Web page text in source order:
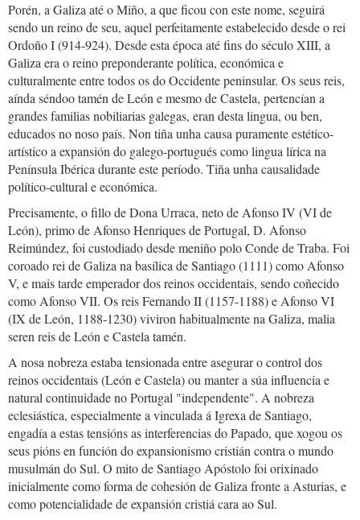
Porén, a Galiza até o Miño, a que ficou con este nome, seguirá
sendo un reino de seu, aquel perfeitamente estabelecido desde o rei
Ordoño I (914-924). Desde esta época até fins do século XIII, a
Galiza era o reino preponderante política, económica e
culturalmente entre todos os do Occidente peninsular. Os seus reis,
aínda séndoo tamén de León e mesmo de Castela, pertencían a
grandes familias nobiliarias galegas, eran desta lingua, ou ben,
educados no noso país. Non tiña unha causa puramente estético-
artístico a expansión do galego-portugués como lingua lírica na
Península Ibérica durante este período. Tiña unha causalidade
político-cultural e económica.
Precisamente, o fillo de Dona Urraca, neto de Afonso IV (VI de
León), primo de Afonso Henriques de Portugal, D. Afonso
Reimúndez, foi custodiado desde meniño polo Conde de Traba. Foi
coroado rei de Galiza na basílica de Santiago (1111) como Afonso
V, e mais tarde emperador dos reinos occidentais, sendo coñecido
como Afonso VII. Os reis Fernando II (1157-1188) e Afonso VI
(IX de León, 1188-1230) viviron habitualmente na Galiza, malia
seren reis de León e Castela tamén.
A nosa nobreza estaba tensionada entre asegurar o control dos
reinos occidentais (León e Castela) ou manter a súa influencia e
natural continuidade no Portugal "independente". A nobreza
eclesiástica, especialmente a vinculada á Igrexa de Santiago,
engadía a estas tensións as interferencias do Papado, que xogou os
seus pións en función do expansionismo cristián contra o mundo
musulmán do Sul. O mito de Santiago Apóstolo foi orixinado
inicialmente como forma de cohesión de Galiza fronte a Asturias, e
como potencialidade de expansión cristiá cara ao Sul.